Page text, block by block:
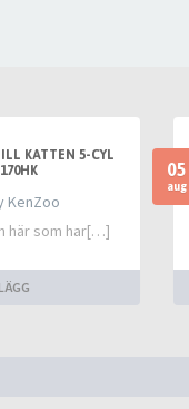
KATTEN 5-CYL
KenZoo
här som har[…]
05
aug